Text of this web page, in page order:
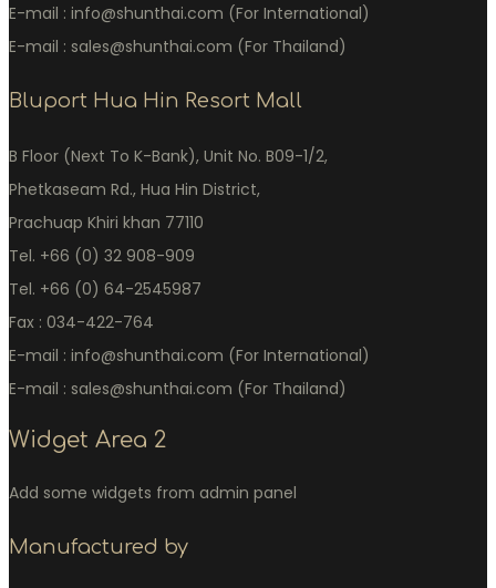
E-mail : info@shunthai.com (For International)
E-mail : sales@shunthai.com (For Thailand)
Bluport Hua Hin Resort Mall
B Floor (Next To K-Bank), Unit No. B09-1/2,
Phetkaseam Rd., Hua Hin District,
Prachuap Khiri khan 77110
Tel. +66 (0) 32 908-909
Tel. +66 (0) 64-2545987
Fax : 034-422-764
E-mail : info@shunthai.com (For International)
E-mail : sales@shunthai.com (For Thailand)
Widget Area 2
Add some widgets from admin panel
Manufactured by